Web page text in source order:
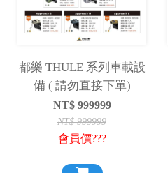
都樂 THULE 系列車載設
備 ( 請勿直接下單)
NT$ 999999
NT$999999
會員價???